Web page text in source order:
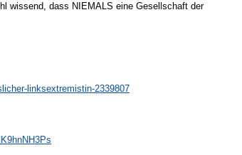
wissend, dass NIEMALS eine Gesellschaft der
linksextremistin-2339807